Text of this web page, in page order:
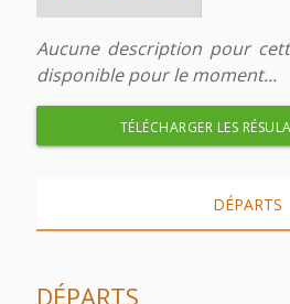
Aucune description pour
disponible pour le moment...
TÉLÉCHARGER LES
DÉPARTS
DÉPARTS